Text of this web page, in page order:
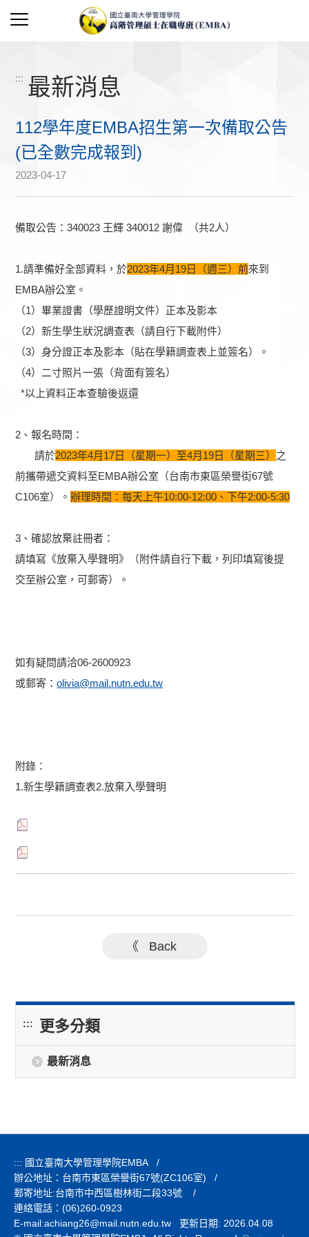
::: 最新消息
112學年度EMBA招生第一次備取公告
(已全數完成報到)
2023-04-17
備取公告：340023 王輝 340012 謝偉 （共2人）
1.請準備好全部資料，於2023年4月19日（週三）前來到
EMBA辦公室。
（1）畢業證書（學歷證明文件）正本及影本
（2）新生學生狀況調查表（請自行下載附件）
（3）身分證正本及影本（貼在學籍調查表上並簽名）。
（4）二寸照片一張（背面有簽名）
*以上資料正本查驗後返還
2、報名時間：
請於2023年4月17日（星期一）至4月19日（星期三） 之
前攜帶遞交資料至EMBA辦公室（台南市東區榮譽街67號
C106室）。辦理時間：每天上午10:00-12:00、下午2:00-5:30
3、確認放棄註冊者：
請填寫《放棄入學聲明》（附件請自行下載，列印填寫後提
交至辦公室，可郵寄）。
如有疑問請洽06-2600923
或郵寄：olivia@mail.nutn.edu.tw
附錄：
1.新生學籍調查表2.放棄入學聲明
nusa188
koko5000
pulsa303
virtusplay
virtus88
okta388
mars88
giga138
《 Back
::: 更多分類
最新消息
::: 國立臺南大學管理學院EMBA
/
辦公地址：台南市東區榮譽街67號(ZC106室)
/
郵寄地址:台南市中西區樹林街二段33號
/
連絡電話：(06)260-0923
E-mail:achiang26@mail.nutn.edu.tw 更新日期: 2026.04.08